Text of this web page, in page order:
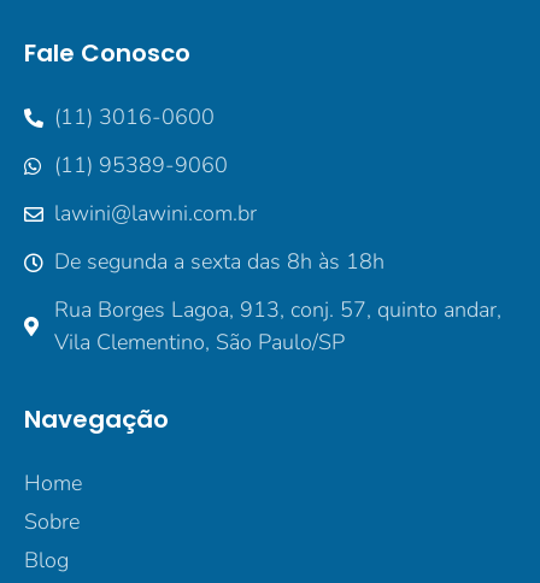
Fale Conosco
(11) 3016-0600
(11) 95389-9060
lawini@lawini.com.br
De segunda a sexta das 8h às 18h
Rua Borges Lagoa, 913, conj. 57, quinto andar,
Vila Clementino, São Paulo/SP
Navegação
Home
Sobre
Blog